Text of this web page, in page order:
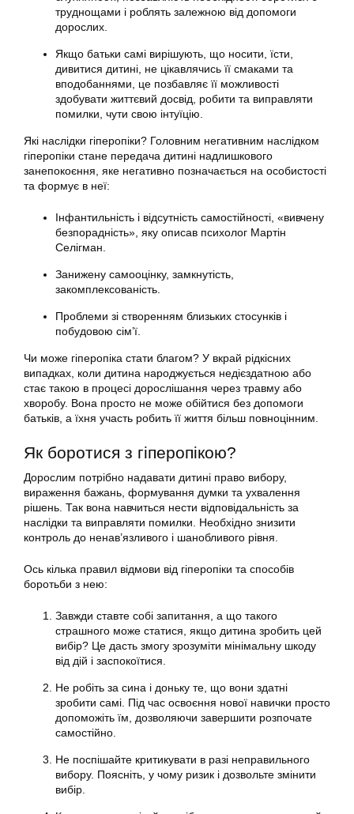
труднощами і роблять залежною від допомоги
дорослих.
Якщо батьки самі вирішують, що носити, їсти,
дивитися дитині, не цікавлячись її смаками та
вподобаннями, це позбавляє її можливості
здобувати життєвий досвід, робити та виправляти
помилки, чути свою інтуїцію.
Які наслідки гіперопіки? Головним негативним наслідком
гіперопіки стане передача дитині надлишкового
занепокоєння, яке негативно позначається на особистості
та формує в неї:
Інфантильність і відсутність самостійності, «вивчену
безпорадність», яку описав психолог Мартін
Селігман.
Занижену самооцінку, замкнутість,
закомплексованість.
Проблеми зі створенням близьких стосунків і
побудовою сім’ї.
Чи може гіперопіка стати благом? У вкрай рідкісних
випадках, коли дитина народжується недієздатною або
стає такою в процесі дорослішання через травму або
хворобу. Вона просто не може обійтися без допомоги
батьків, а їхня участь робить її життя більш повноцінним.
Як боротися з гіперопікою?
Дорослим потрібно надавати дитині право вибору,
вираження бажань, формування думки та ухвалення
рішень. Так вона навчиться нести відповідальність за
наслідки та виправляти помилки. Необхідно знизити
контроль до ненав’язливого і шанобливого рівня.
Ось кілька правил відмови від гіперопіки та способів
боротьби з нею:
Завжди ставте собі запитання, а що такого
страшного може статися, якщо дитина зробить цей
вибір? Це дасть змогу зрозуміти мінімальну шкоду
від дій і заспокоїтися.
Не робіть за сина і доньку те, що вони здатні
зробити самі. Під час освоєння нової навички просто
допоможіть їм, дозволяючи завершити розпочате
самостійно.
Не поспішайте критикувати в разі неправильного
вибору. Поясніть, у чому ризик і дозвольте змінити
вибір.